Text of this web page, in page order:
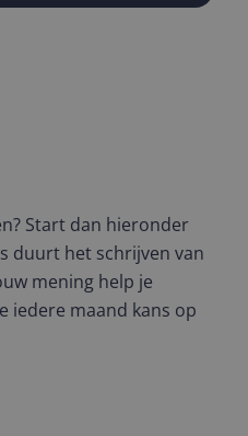
Start dan hieronder
duurt het schrijven van
mening help je
iedere maand kans op